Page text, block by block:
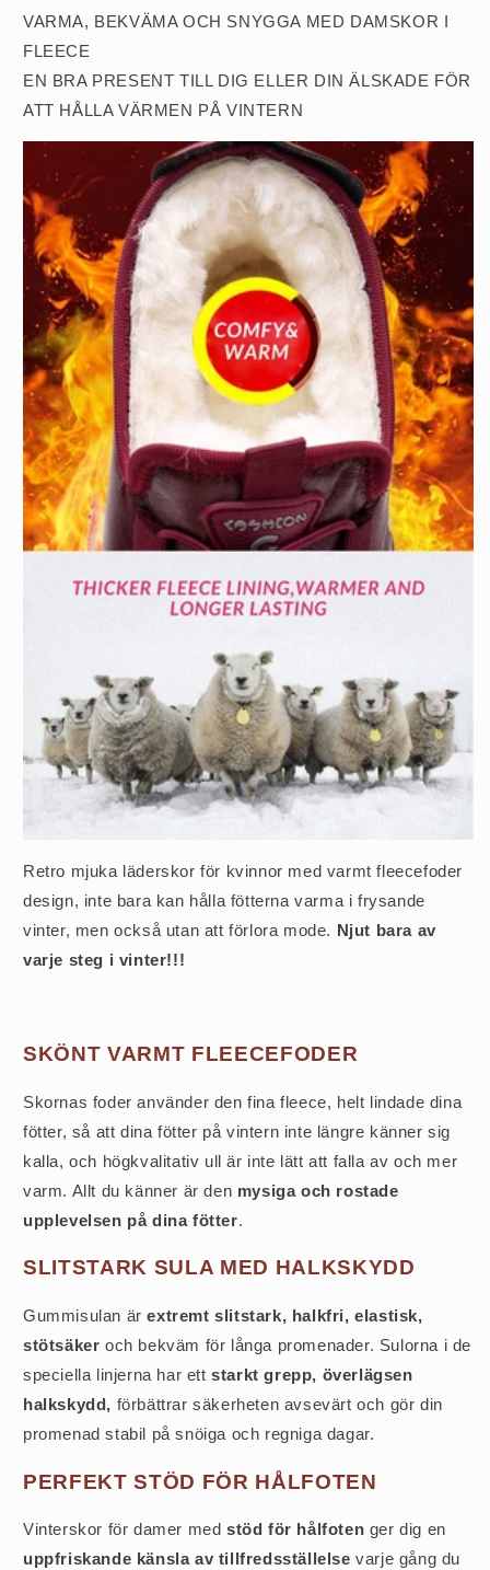
VARMA, BEKVÄMA OCH SNYGGA MED DAMSKOR I
FLEECE
EN BRA PRESENT TILL DIG ELLER DIN ÄLSKADE FÖR
ATT HÅLLA VÄRMEN PÅ VINTERN
Retro mjuka läderskor för kvinnor med varmt fleecefoder
design, inte bara kan hålla fötterna varma i frysande
vinter, men också utan att förlora mode. Njut bara av
varje steg i vinter!!!
SKÖNT VARMT FLEECEFODER
Skornas foder använder den fina fleece, helt lindade dina
fötter, så att dina fötter på vintern inte längre känner sig
kalla, och högkvalitativ ull är inte lätt att falla av och mer
varm. Allt du känner är den mysiga och rostade
upplevelsen på dina fötter.
SLITSTARK SULA MED HALKSKYDD
Gummisulan ärextremt slitstark, halkfri, elastisk,
stötsäker och bekväm för långa promenader. Sulorna i de
speciella linjerna har ettstarkt grepp, överlägsen
halkskydd, förbättrar säkerheten avsevärt och gör din
promenad stabil på snöiga och regniga dagar.
PERFEKT STÖD FÖR HÅLFOTEN
Vinterskor för damer med stöd för hålfoten ger dig en
uppfriskande känsla av tillfredsställelse varje gång du